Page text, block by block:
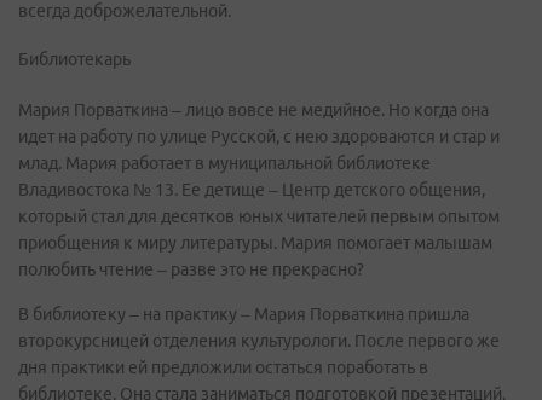
всегда доброжелательной.
Библиотекарь
Мария Порваткина – лицо вовсе не медийное. Но когда она
идет на работу по улице Русской, с нею здороваются и стар и
млад. Мария работает в муниципальной библиотеке
Владивостока № 13. Ее детище – Центр детского общения,
который стал для десятков юных читателей первым опытом
приобщения к миру литературы. Мария помогает малышам
полюбить чтение – разве это не прекрасно?
В библиотеку – на практику – Мария Порваткина пришла
второкурсницей отделения культурологи. После первого же
дня практики ей предложили остаться поработать в
библиотеке. Она стала заниматься подготовкой презентаций,